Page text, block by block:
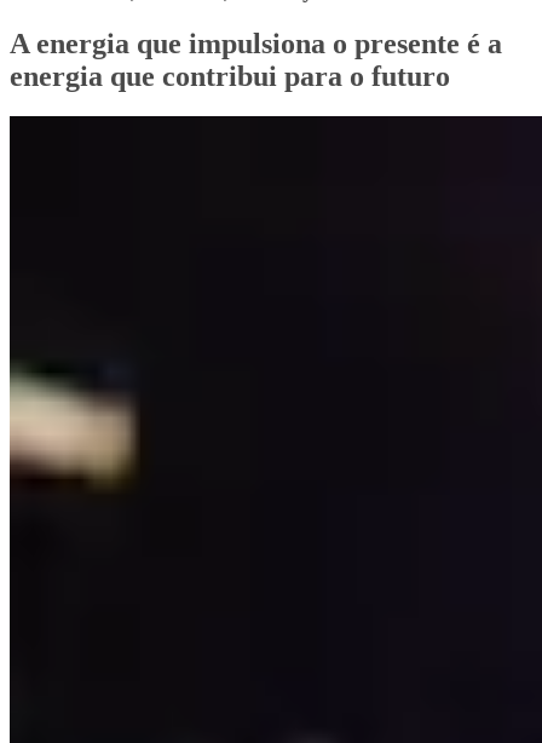
A energia que impulsiona o presente é a
energia que contribui para o futuro